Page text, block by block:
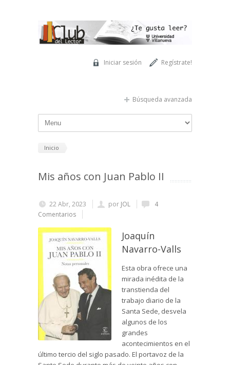
Regístrate!
Iniciar sesión
Búsqueda avanzada
Inicio
Mis años con Juan Pablo II
22 Abr, 2023 por JOL
4
Comentarios
Joaquín
Navarro-Valls
Esta obra ofrece una
mirada inédita de la
transtienda del
trabajo diario de la
Santa Sede, desvela
algunos de los
grandes
acontecimientos en el
último tercio del siglo pasado. El portavoz de la